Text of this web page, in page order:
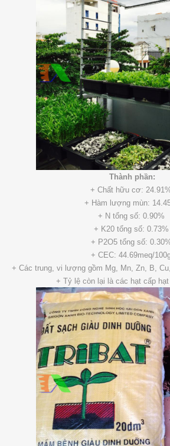
Thành phần:
+ Chất hữu cơ:
+ Hàm lượng mùn:
+ N tổng số: 0.90%
+ K20 tổng số: 0.73%
+ P2O5 tổng số:
+ CEC: 44.69meq/
+ Các trung, vi lượng gồm Mg, Mn, Zn, B,
+ Tỷ lệ còn lại là các hạt cấp